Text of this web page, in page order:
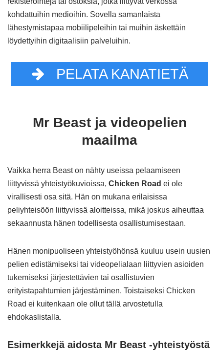
kohdattuihin medioihin. Sovella samanlaista
lähestymistapaa mobiilipeleihin tai muihin äskettäin
löydettyihin digitaalisiin palveluihin.
PELATA KANATIETÄ
Mr Beast ja videopelien
maailma
Vaikka herra Beast on nähty useissa pelaamiseen
liittyvissä yhteistyökuvioissa, Chicken Road ei ole
virallisesti osa sitä. Hän on mukana erilaisissa
peliyhteisöön liittyvissä aloitteissa, mikä joskus aiheuttaa
sekaannusta hänen todellisesta osallistumisestaan.
Hänen monipuoliseen yhteistyöhönsä kuuluu usein uusien
pelien edistämiseksi tai videopelialaan liittyvien asioiden
tukemiseksi järjestettävien tai osallistuvien
erityistapahtumien järjestäminen. Toistaiseksi Chicken
Road ei kuitenkaan ole ollut tällä arvostetulla
ehdokaslistalla.
Esimerkkejä aidosta Mr Beast -yhteistyöstä